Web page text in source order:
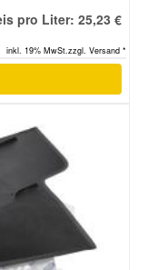
pro Liter: 25,23 €
inkl. 19% MwSt.zzgl. Versand *